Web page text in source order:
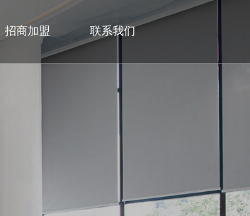
招商加盟 联系我们